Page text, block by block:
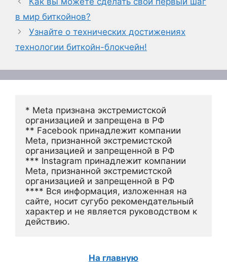
в мир биткойнов?
Узнайте о технических достижениях
технологии биткойн-блокчейн!
* Meta признана экстремистской
организацией и запрещена в РФ
** Facebook принадлежит компании
Meta, признанной экстремистской
организацией и запрещенной в РФ
*** Instagram принадлежит компании
Meta, признанной экстремистской
организацией и запрещенной в РФ
**** Вся информация, изложенная на
сайте, носит сугубо рекомендательный
характер и не является руководством к
действию.
На главную